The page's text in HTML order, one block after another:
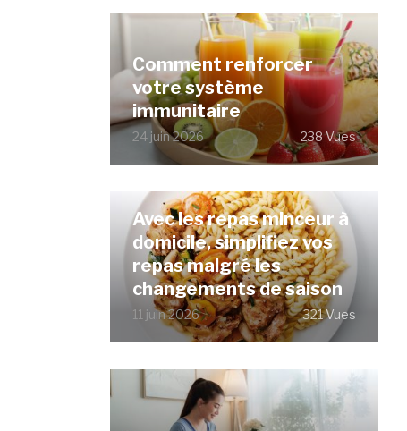
Comment renforcer
votre système
immunitaire
24 juin 2026 238 Vues
Avec les repas minceur à
domicile, simplifiez vos
repas malgré les
changements de saison
11 juin 2026 321 Vues